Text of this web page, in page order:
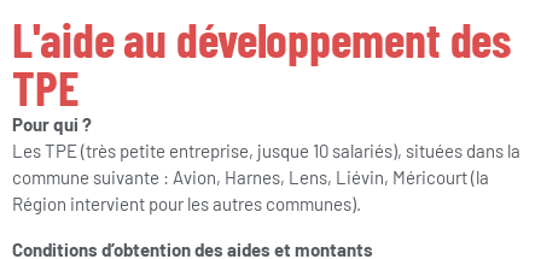
L'aide au développement des
TPE
Pour qui ?
Les TPE (très petite entreprise, jusque 10 salariés), situées dans la
commune suivante : Avion, Harnes, Lens, Liévin, Méricourt (la
Région intervient pour les autres communes).
Conditions d’obtention des aides et montants